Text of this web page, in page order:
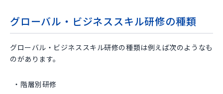
グローバル・ビジネススキル研修の種類
グローバル・ビジネススキル研修の種類は例えば次のようなも
のがあります。
階層別研修